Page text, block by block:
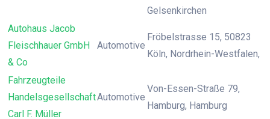
Gelsenkirchen
Autohaus Jacob
Fleischhauer GmbH
& Co
Automotive
Fröbelstrasse 15, 50823
Köln, Nordrhein-Westfalen,
Fahrzeugteile
Handelsgesellschaft
Carl F. Müller
Automotive
Von-Essen-Straße 79,
Hamburg, Hamburg